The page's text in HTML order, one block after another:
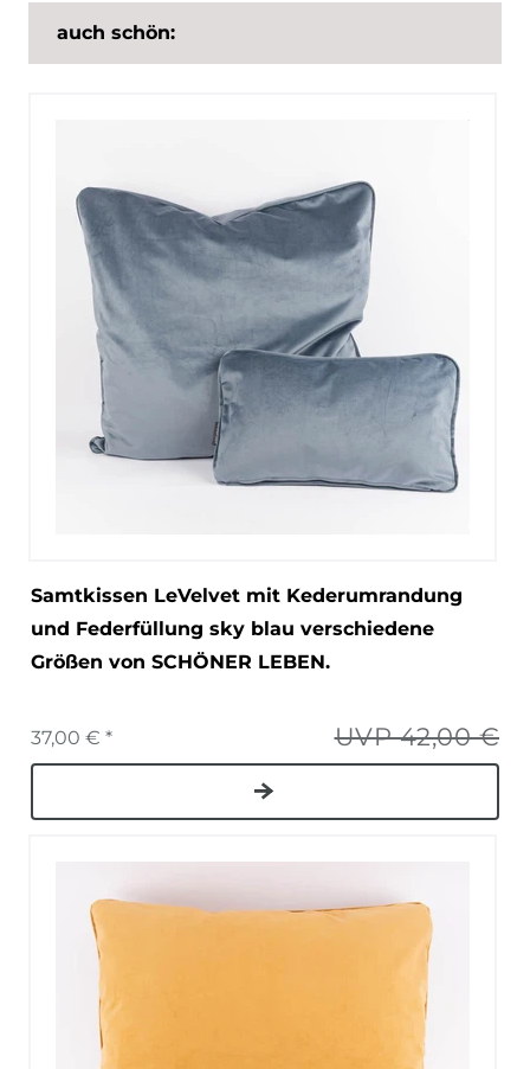
auch schön:
Samtkissen LeVelvet mit Kederumrandung
und Federfüllung sky blau verschiedene
Größen von SCHÖNER LEBEN.
UVP 42,00 €
37,00 € *